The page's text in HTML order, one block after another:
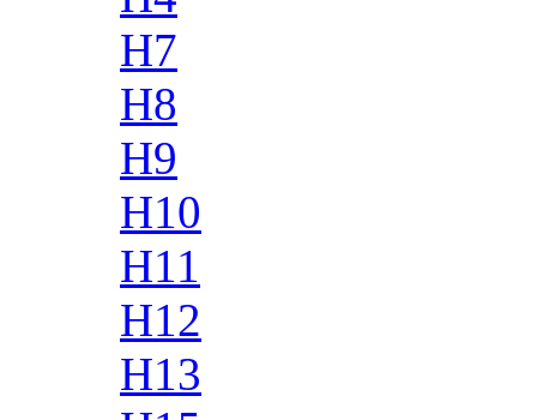
H7
H8
H9
H10
H11
H12
H13